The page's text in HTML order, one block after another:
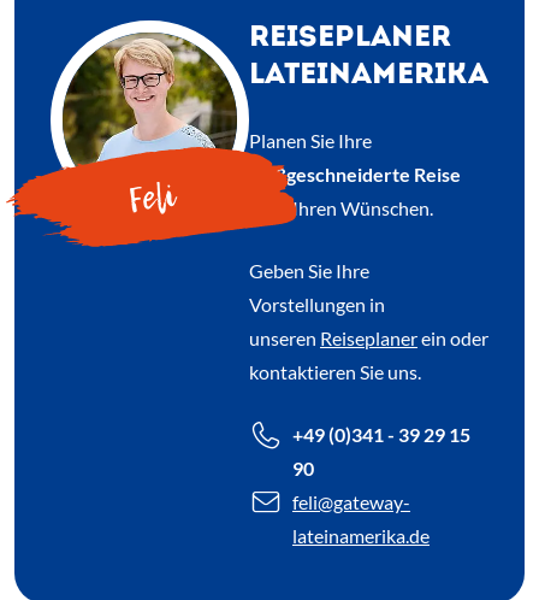
Feli
REISEPLANER
LATEINAMERIKA
Planen Sie Ihre
maßgeschneiderte Reise
nach Ihren Wünschen.
Geben Sie Ihre
Vorstellungen in
unseren Reiseplanerein oder
kontaktieren Sie uns.
+49 (0)341 - 39 29 15
90
feli@gateway-
lateinamerika.de